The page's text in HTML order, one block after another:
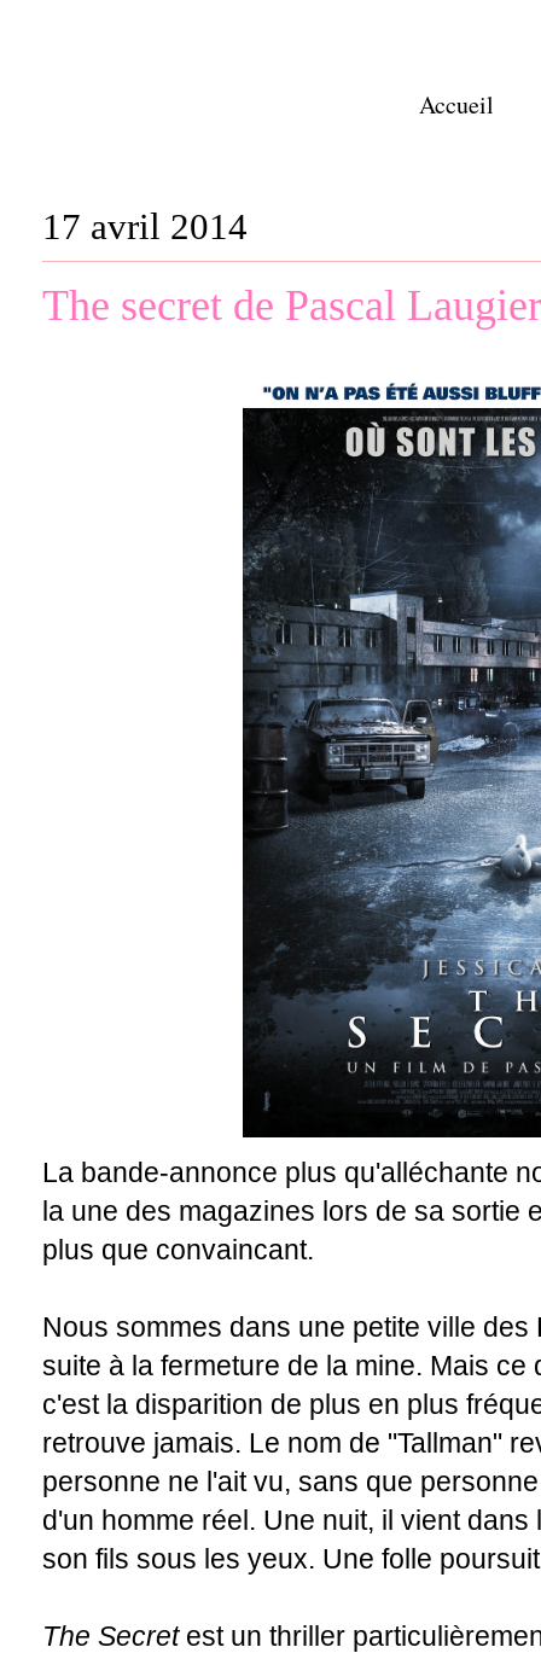
Accueil
17 avril 2014
The secret de Pascal
La bande-annonce plus qu'alléchante
la une des magazines lors de sa sortie
plus que convaincant.
Nous sommes dans une petite ville
suite à la fermeture de la mine. Mais
c'est la disparition de plus en plus
retrouve jamais. Le nom de "Tallman"
personne ne l'ait vu, sans que
d'un homme réel. Une nuit, il vient
son fils sous les yeux. Une folle
The Secretest un thriller